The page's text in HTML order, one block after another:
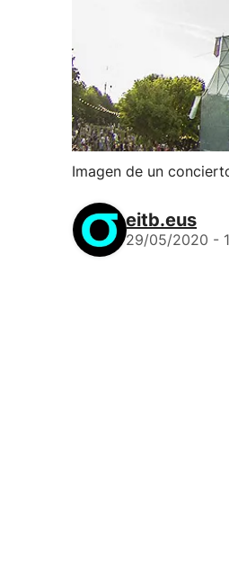
Imagen de un
eitb.eus
29/05/2020 -